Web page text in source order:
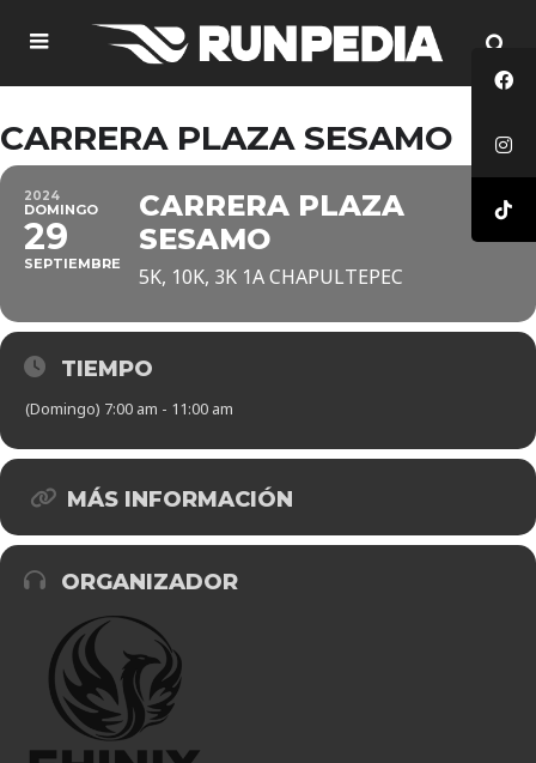
CARRERA PLAZA SESAMO
2024
DOMINGO
29
SEPTIEMBRE
CARRERA PLAZA
SESAMO
5K, 10K, 3K 1A CHAPULTEPEC
TIEMPO
(Domingo) 7:00 am - 11:00 am
MÁS INFORMACIÓN
ORGANIZADOR